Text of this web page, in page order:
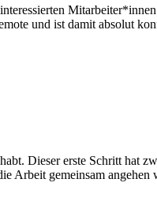
und ist damit absolut
Dieser erste Schritt hat
Arbeit gemeinsam angehen